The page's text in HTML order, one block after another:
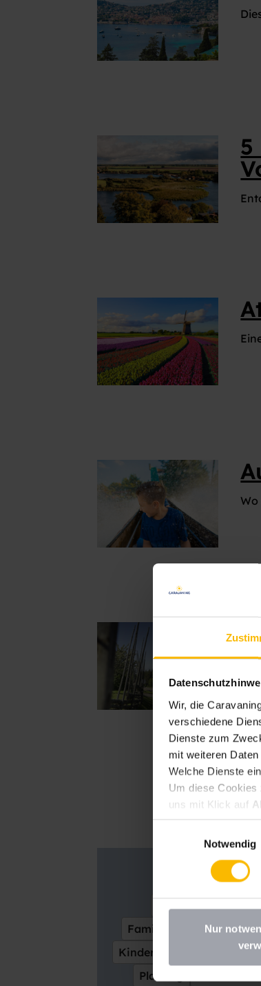
Wir, die
verschiedene
Dienste zum
mit weiteren
Welche Dienste
Um diese
uns mit Klick auf
erlaubenerteilen.
deaktivieren Sie
möchten,
Notwendig
Nur
VIELFALT CARAVANING
Caravaning mit Hund
Wellness-Camping
5
Wo
Abenteuer
Caravaning
Familienfreundlich
Kinder
Planung